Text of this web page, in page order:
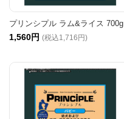
プリンシプル ラム&ライス 700g
1,560円 (税込1,716円)